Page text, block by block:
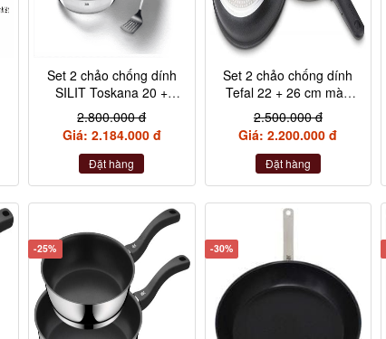
Set 2 chảo chống dính
SILIT Toskana 20 +
28cm kèm xẻng
2.800.000 đ
Giá: 2.184.000 đ
Đặt hàng
Set 2 chảo chống dính
Tefal 22 + 26 cm màu
đen cán rời L65091
2.500.000 đ
Giá: 2.200.000 đ
Đặt hàng
-25% -30%